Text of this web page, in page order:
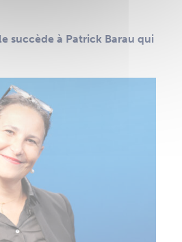
succède à Patrick Barau qui